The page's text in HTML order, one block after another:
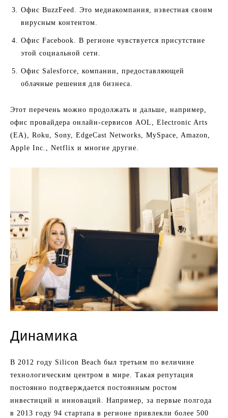
Офис BuzzFeed. Это медиакомпания, известная своим
вирусным контентом.
Офис Facebook. В регионе чувствуется присутствие
этой социальной сети.
Офис Salesforce, компании, предоставляющей
облачные решения для бизнеса.
Этот перечень можно продолжать и дальше, например,
офис провайдера онлайн-сервисов AOL, Electronic Arts
(EA), Roku, Sony, EdgeCast Networks, MySpace, Amazon,
Apple Inc., Netflix и многие другие.
Динамика
В 2012 году Silicon Beach был третьим по величине
технологическим центром в мире. Такая репутация
постоянно подтверждается постоянным ростом
инвестиций и инноваций. Например, за первые полгода
в 2013 году 94 стартапа в регионе привлекли более 500